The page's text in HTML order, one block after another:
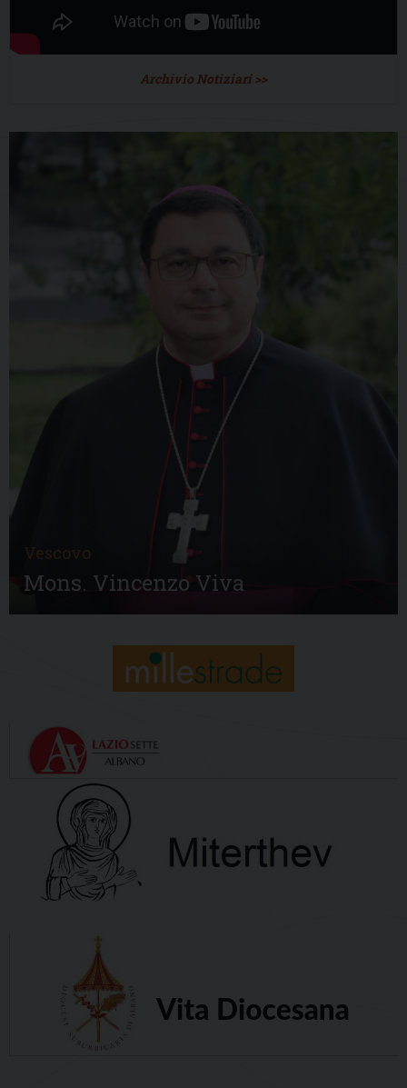
Archivio Notiziari >>
Vescovo
Mons. Vincenzo Viva